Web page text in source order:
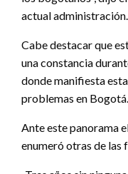
actual administración.
Cabe destacar que
una constancia
donde manifiesta
problemas en Bogotá.
Ante este panorama
enumeró otras de las